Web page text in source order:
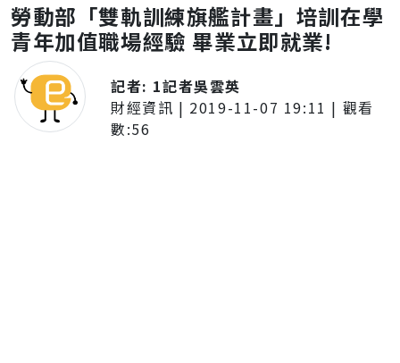
勞動部「雙軌訓練旗艦計畫」培訓在學
青年加值職場經驗 畢業立即就業!
記者: 1記者吳雲英
財經資訊 | 2019-11-07 19:11 | 觀看
數:56